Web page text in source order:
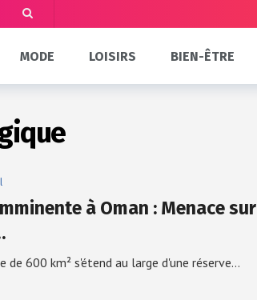
MODE LOISIRS BIEN-ÊTRE
à Oman : Menace sur
de 600 km² s'étend au large d'une réserve…